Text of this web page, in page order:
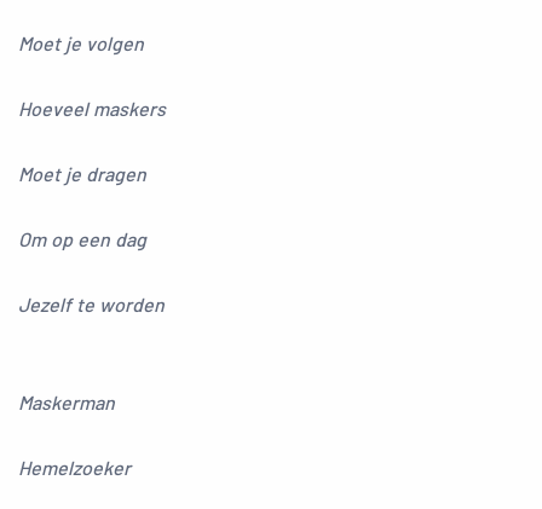
Moet je volgen
Hoeveel maskers
Moet je dragen
Om op een dag
Jezelf te worden
Maskerman
Hemelzoeker